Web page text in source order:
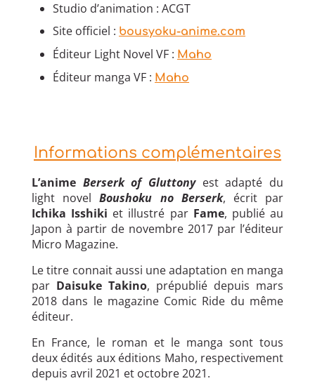
Studio d’animation : ACGT
Site officiel : bousyoku-anime.com
Éditeur Light Novel VF : Maho
Éditeur manga VF : Maho
Informations complémentaires
L’anime Berserk of Gluttonyest adapté du
light novelBoushoku no Berserk, écrit par
Ichika Isshiki et illustré par Fame, publié au
Japon à partir de novembre 2017 par l’éditeur
Micro Magazine.
Le titre connait aussi une adaptation en manga
par Daisuke Takino, prépublié depuis mars
2018 dans le magazine Comic Ride du même
éditeur.
En France, le roman et le manga sont tous
deux édités aux éditions Maho, respectivement
depuis avril 2021 et octobre 2021.